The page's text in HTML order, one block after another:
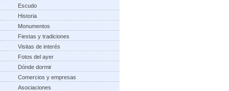
Escudo
Historia
Monumentos
Fiestas y tradiciones
Visitas de interés
Fotos del ayer
Dónde dormir
Comercios y empresas
Asociaciones